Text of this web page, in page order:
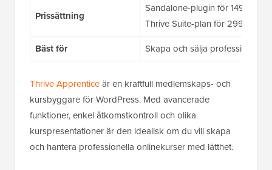
Prissättning
Sandalone-plugin för 149 USD/
Thrive Suite-plan för 299 USD/
Bäst för
Skapa och sälja professionella
Thrive Apprenticeär en kraftfull medlemskaps- och
kursbyggare för WordPress. Med avancerade
funktioner, enkel åtkomstkontroll och olika
kurspresentationer är den idealisk om du vill skapa
och hantera professionella onlinekurser med lätthet.